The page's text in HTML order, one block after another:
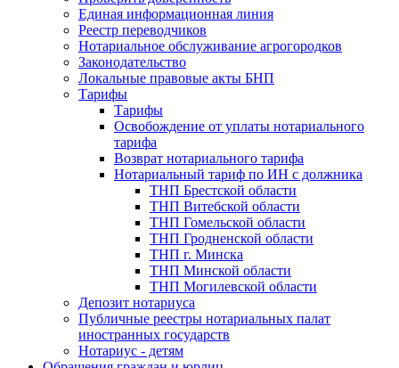
Единая информационная линия
Реестр переводчиков
Нотариальное обслуживание агрогородков
Законодательство
Локальные правовые акты БНП
Тарифы
Тарифы
Освобождение от уплаты нотариального
тарифа
Возврат нотариального тарифа
Нотариальный тариф по ИН с должника
ТНП Брестской области
ТНП Витебской области
ТНП Гомельской области
ТНП Гродненской области
ТНП г. Минска
ТНП Минской области
ТНП Могилевской области
Депозит нотариуса
Публичные реестры нотариальных палат
иностранных государств
Нотариус - детям